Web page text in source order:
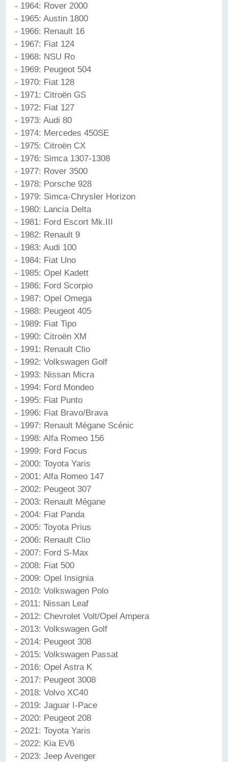
- 1964: Rover 2000
- 1965: Austin 1800
- 1966: Renault 16
- 1967: Fiat 124
- 1968: NSU Ro
- 1969: Peugeot 504
- 1970: Fiat 128
- 1971: Citroën GS
- 1972: Fiat 127
- 1973: Audi 80
- 1974: Mercedes 450SE
- 1975: Citroën CX
- 1976: Simca 1307-1308
- 1977: Rover 3500
- 1978: Porsche 928
- 1979: Simca-Chrysler Horizon
- 1980: Lancia Delta
- 1981: Ford Escort Mk.III
- 1982: Renault 9
- 1983: Audi 100
- 1984: Fiat Uno
- 1985: Opel Kadett
- 1986: Ford Scorpio
- 1987: Opel Omega
- 1988: Peugeot 405
- 1989: Fiat Tipo
- 1990: Citroën XM
- 1991: Renault Clio
- 1992: Volkswagen Golf
- 1993: Nissan Micra
- 1994: Ford Mondeo
- 1995: Fiat Punto
- 1996: Fiat Bravo/Brava
- 1997: Renault Mégane Scénic
- 1998: Alfa Romeo 156
- 1999: Ford Focus
- 2000: Toyota Yaris
- 2001: Alfa Romeo 147
- 2002: Peugeot 307
- 2003: Renault Mégane
- 2004: Fiat Panda
- 2005: Toyota Prius
- 2006: Renault Clio
- 2007: Ford S-Max
- 2008: Fiat 500
- 2009: Opel Insignia
- 2010: Volkswagen Polo
- 2011: Nissan Leaf
- 2012: Chevrolet Volt/Opel Ampera
- 2013: Volkswagen Golf
- 2014: Peugeot 308
- 2015: Volkswagen Passat
- 2016: Opel Astra K
- 2017: Peugeot 3008
- 2018: Volvo XC40
- 2019: Jaguar I-Pace
- 2020: Peugeot 208
- 2021: Toyota Yaris
- 2022: Kia EV6
- 2023: Jeep Avenger